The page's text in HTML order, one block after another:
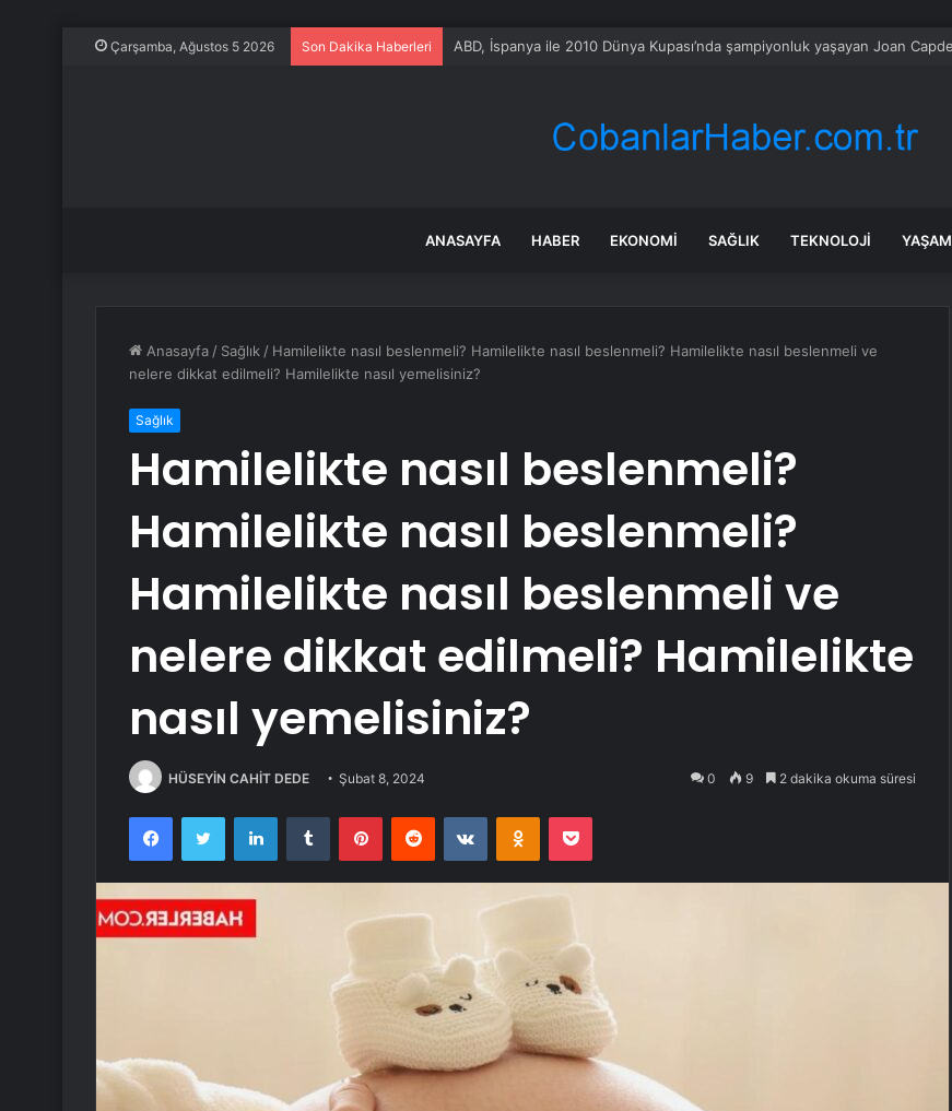
Çarşamba, Ağustos 5 2026 Son Dakika Haberleri Erdek’te Fırtına ve Dolu Sonrası Hasar Tespiti Sürüyor
ANASAYFA HABER EKONOMI SAĞLIK TEKNOLOJI YAŞAM
Anasayfa / Sağlık / Hamilelikte nasıl beslenmeli? Hamilelikte nasıl beslenmeli? Hamilelikte nasıl beslenmeli ve
nelere dikkat edilmeli? Hamilelikte nasıl yemelisiniz?
Sağlık
Hamilelikte nasıl beslenmeli?
Hamilelikte nasıl beslenmeli?
Hamilelikte nasıl beslenmeli ve
nelere dikkat edilmeli? Hamilelikte
nasıl yemelisiniz?
HÜSEYİN CAHİT DEDE Şubat 8, 2024 0 9 2 dakika okuma süresi
FacebookTwitter LinkedInTumblr PinterestReddit VKontakteOdnoklassniki
Pocket